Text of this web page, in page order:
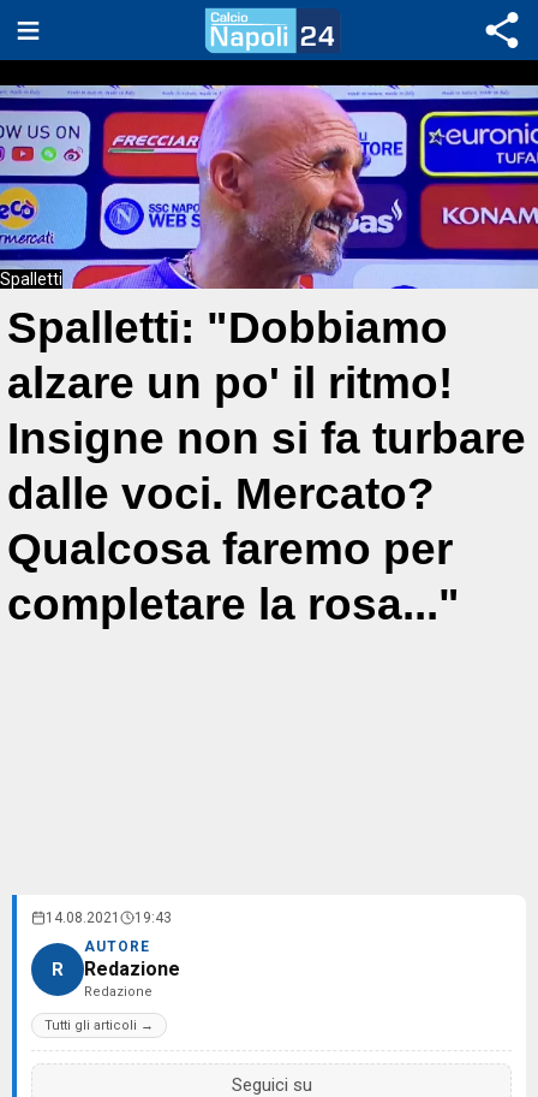
Spalletti
Spalletti: "Dobbiamo
alzare un po' il ritmo!
Insigne non si fa turbare
dalle voci. Mercato?
Qualcosa faremo per
completare la rosa..."
14.08.2021 19:43
R
AUTORE
Redazione
Redazione
Tutti gli articoli →
Seguici su